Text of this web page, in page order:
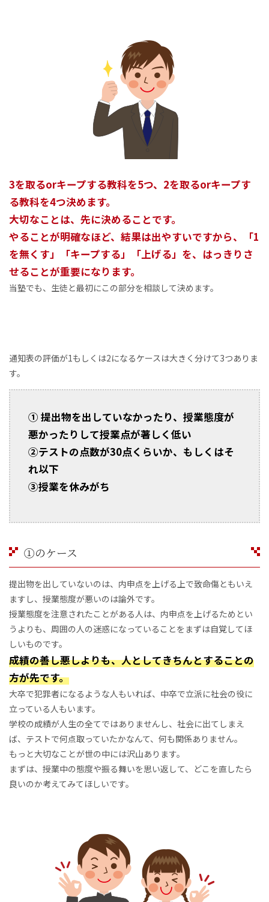
3を取るorキープする教科を5つ、2を取るorキープす
る教科を4つ決めます。
大切なことは、先に決めることです。
やることが明確なほど、結果は出やすいですから、「1
を無くす」「キープする」「上げる」を、はっきりさ
せることが重要になります。
当塾でも、生徒と最初にこの部分を相談して決めます。
通知表の評価が1もしくは2になるケースは大きく分けて3つありま
す。
① 提出物を出していなかったり、授業態度が
悪かったりして授業点が著しく低い
②テストの点数が30点くらいか、もしくはそ
れ以下
③授業を休みがち
①のケース
提出物を出していないのは、内申点を上げる上で致命傷ともいえ
ますし、授業態度が悪いのは論外です。
授業態度を注意されたことがある人は、内申点を上げるためとい
うよりも、周囲の人の迷惑になっていることをまずは自覚してほ
しいものです。
成績の善し悪しよりも、人としてきちんとすることの
方が先です。
大卒で犯罪者になるような人もいれば、中卒で立派に社会の役に
立っている人もいます。
学校の成績が人生の全てではありませんし、社会に出てしまえ
ば、テストで何点取っていたかなんて、何も関係ありません。
もっと大切なことが世の中には沢山あります。
まずは、授業中の態度や振る舞いを思い返して、どこを直したら
良いのか考えてみてほしいです。